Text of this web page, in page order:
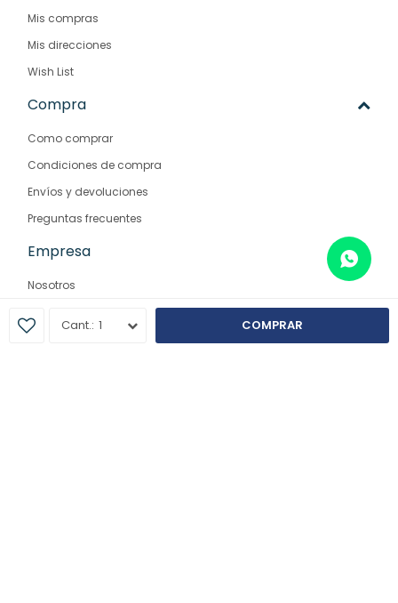
1 COMPRAR
Mis compras
Mis direcciones
Wish List
Compra
Como comprar
Condiciones de compra
Envíos y devoluciones
Preguntas frecuentes
Empresa
Nosotros